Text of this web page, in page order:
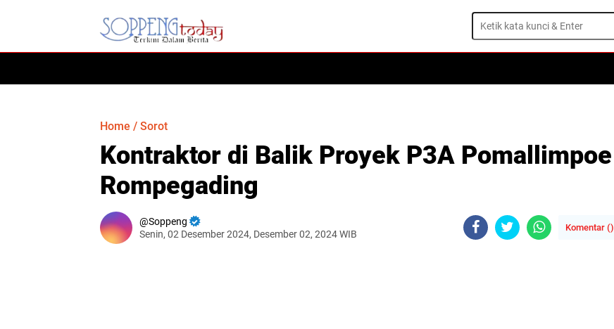
Home / Sorot
Kontraktor di Balik Proyek P3A Pomallimpoe
Rompegading
Soppeng
Senin, 02 Desember 2024, Desember 02, 2024 WIB
Komentar ()